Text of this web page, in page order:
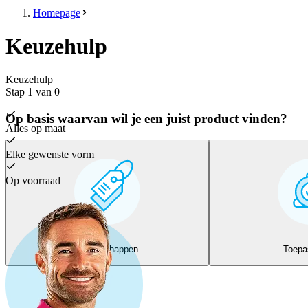
Homepage
Keuzehulp
Keuzehulp
Stap 1 van 0
Op basis waarvan wil je een juist product vinden?
Eigenschappen
Alles op maat
Elke gewenste vorm
Op voorraad